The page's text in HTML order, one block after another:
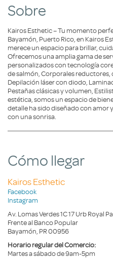
Sobre
Kairos Esthetic – Tu momento
Bayamón, Puerto Rico, en Kairos
merece un espacio para brillar,
Ofrecemos una amplia gama de
personalizados con tecnología
de salmón, Corporales
Depilación láser con diodo,
Pestañas clásicas y volumen,
estética, somos un espacio de
detalle ha sido diseñado con
con una sonrisa.
Cómo llegar
Kairos Esthetic
Facebook
Instagram
Av. Lomas Verdes 1C 17 Urb Royal
Frente al Banco Popular
Bayamón, PR 00956
Horario regular del Comercio:
Martes a sábado de 9am-5pm